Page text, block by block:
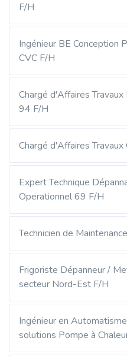
F/H
Ingénieur BE Conception
CVC F/H
Chargé d'Affaires
94 F/H
Chargé d'Affaires
Expert Technique
Operationnel 69 F/H
Technicien de
Frigoriste Dépanneur /
secteur Nord-Est F/H
Ingénieur en
solutions Pompe à